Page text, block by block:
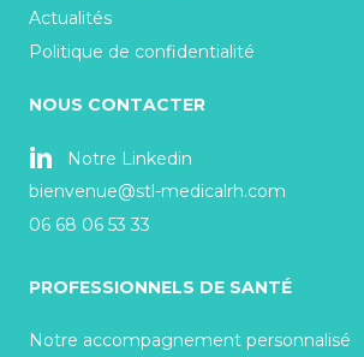
Actualités
Politique de confidentialité
NOUS CONTACTER
Notre Linkedin
bienvenue@stl-medicalrh.com
06 68 06 53 33
PROFESSIONNELS DE SANTÉ
Notre accompagnement personnalisé